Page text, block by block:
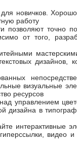
новичков.
работу
точно
от того,
дизайнов,
визуальные
ресурсов
управлением
дизайна в
интерактивные
видео